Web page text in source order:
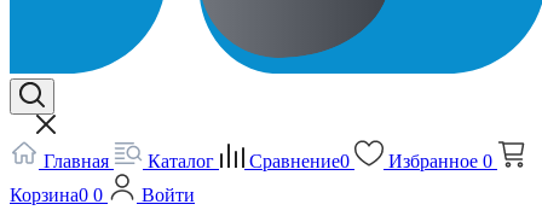
Главная Каталог Сравнение0 Избранное 0
Корзина0 0
Войти